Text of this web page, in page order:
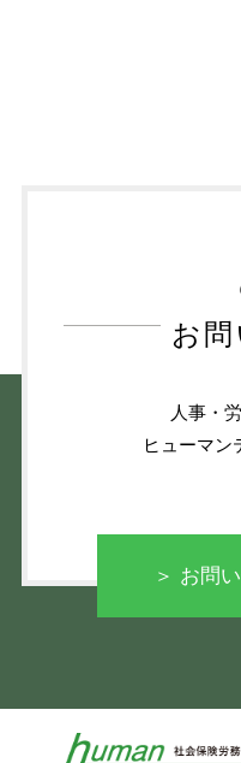
お
人事・
ヒューマン
＞ お問